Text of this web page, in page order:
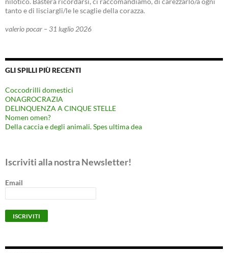
tanto e di lisciargli/le le scaglie della corazza.
valerio pocar – 31 luglio 2026
GLI SPILLI PIÙ RECENTI
Coccodrilli domestici
ONAGROCRAZIA
DELINQUENZA A CINQUE STELLE
Nomen omen?
Della caccia e degli animali. Spes ultima dea
Iscriviti alla nostra Newsletter!
Email